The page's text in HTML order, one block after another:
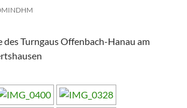
des Turngaus Offenbach-Hanau am